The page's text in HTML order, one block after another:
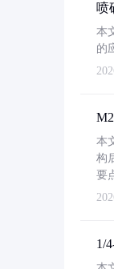
喷
本
的
本
构
要
1/